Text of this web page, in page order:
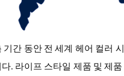
기간 동안 전 세계 헤어 컬러
다. 라이프 스타일 제품 및 제품